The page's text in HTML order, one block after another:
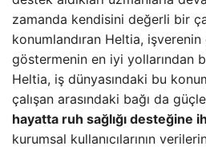
zamanda kendisini değerli bir
konumlandıran Heltia,
göstermenin en iyi yollarından
Heltia, iş dünyasındaki bu
çalışan arasındaki bağı da
hayatta ruh sağlığı desteğine
kurumsal kullanıcılarının